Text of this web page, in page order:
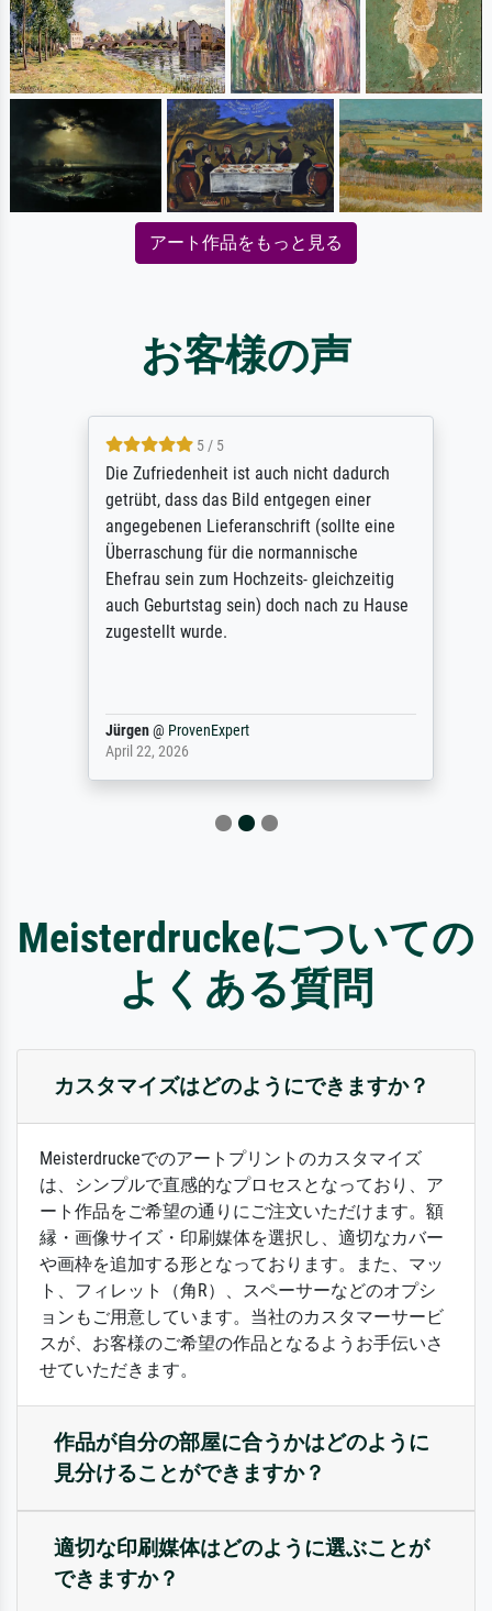
アート作品をもっと見る
お客様の声
5 / 5
Die Zufriedenheit ist auch nicht dadurch
getrübt, dass das Bild entgegen einer
angegebenen Lieferanschrift (sollte eine
Überraschung für die normannische
Ehefrau sein zum Hochzeits- gleichzeitig
auch Geburtstag sein) doch nach zu Hause
zugestellt wurde.
Jürgen@ProvenExpert
April 22, 2026
Meisterdruckeについての
よくある質問
カスタマイズはどのようにできますか？
Meisterdruckeでのアートプリントのカスタマイズ
は、シンプルで直感的なプロセスとなっており、ア
ート作品をご希望の通りにご注文いただけます。額
縁・画像サイズ・印刷媒体を選択し、適切なカバー
や画枠を追加する形となっております。また、マッ
ト、フィレット（角R）、スペーサーなどのオプシ
ョンもご用意しています。当社のカスタマーサービ
スが、お客様のご希望の作品となるようお手伝いさ
せていただきます。
作品が自分の部屋に合うかはどのように
見分けることができますか？
適切な印刷媒体はどのように選ぶことが
できますか？